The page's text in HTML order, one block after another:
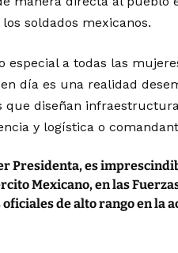
soldados mexicanos.
especial a todas las
día es una realidad
que diseñan
y logística o
Presidenta, es
Mexicano, en las
de alto rango en la